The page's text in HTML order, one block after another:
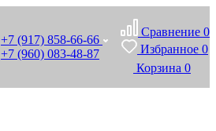
+7 (917) 858-66-66
+7 (960) 083-48-87
Сравнение 0
Избранное 0
Корзина 0